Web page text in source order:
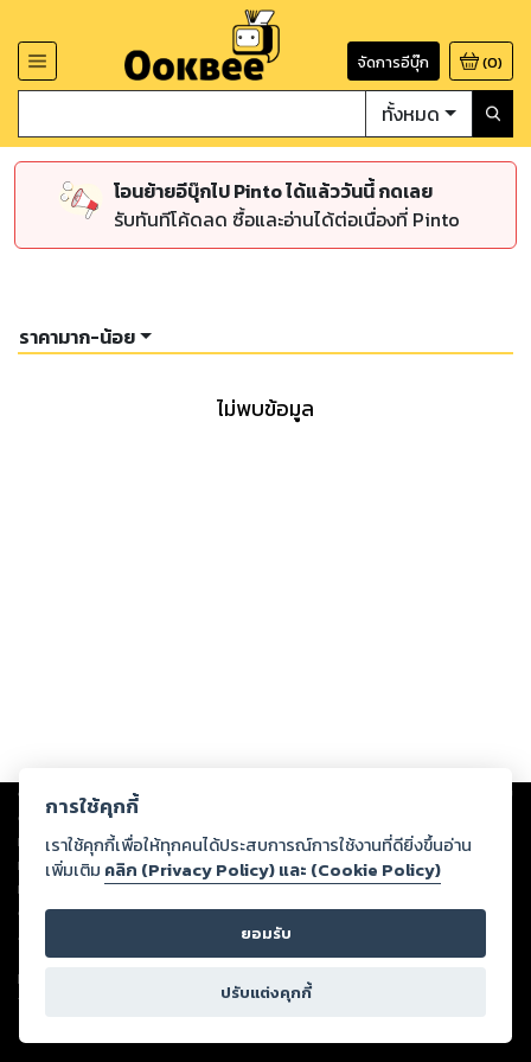
จัดการอีบุ๊ก (0)
ทั้งหมด
โอนย้ายอีบุ๊กไป Pinto ได้แล้ววันนี้ กดเลย
รับทันทีโค้ดลด ซื้อและอ่านได้ต่อเนื่องที่ Pinto
ราคามาก-น้อย
ไม่พบข้อมูล
Copyright © 2026
ต่อผลงานหรือเนื้อหาใดที่อัปโหลดผ่านเว็บไซต์และปรากฏว่าละเมิดสิทธิใน
ทรัพย์สินทางปัญญาของบุคคลอื่นหรือขัดต่อกฎหมายและศีลธรรม ดังนั้น ผู้อ่าน
ทุกท่านโปรดใช้วิจารณญาณในการกลั่นกรองด้วยตนเอง และหากท่านพบว่าส่วน
หนึ่งส่วนใดขัดต่อกฎหมายและศีลธรรม กรุณาแจ้งมายังบริษัท เพื่อทีมงานจะได้
ดำเนินการในทันที ทั้งนี้ ทางสตอรี่ล็อกขอสงวนลิขสิทธิ์ตามพระราชบัญญัติ
ลิขสิทธิ์ พ.ศ. 2537 (ฉบับล่าสุด)
For support: member@ookbee.com
Version
การใช้คุกกี้
เราใช้คุกกี้เพื่อให้ทุกคนได้ประสบการณ์การใช้งานที่ดียิ่งขึ้นอ่าน
เพิ่มเติม คลิก (Privacy Policy) และ (Cookie Policy)
ยอมรับ
ปรับแต่งคุกกี้